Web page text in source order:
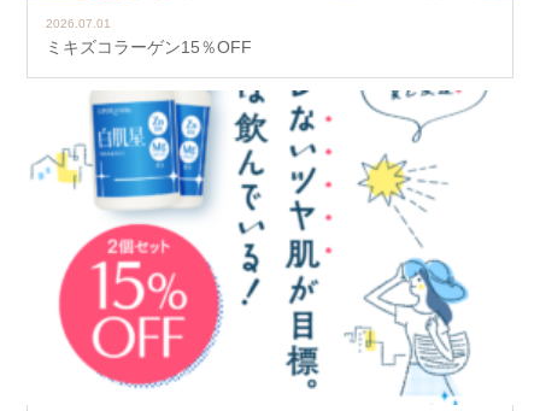
2026.07.01
ミキズコラーゲン15％OFF